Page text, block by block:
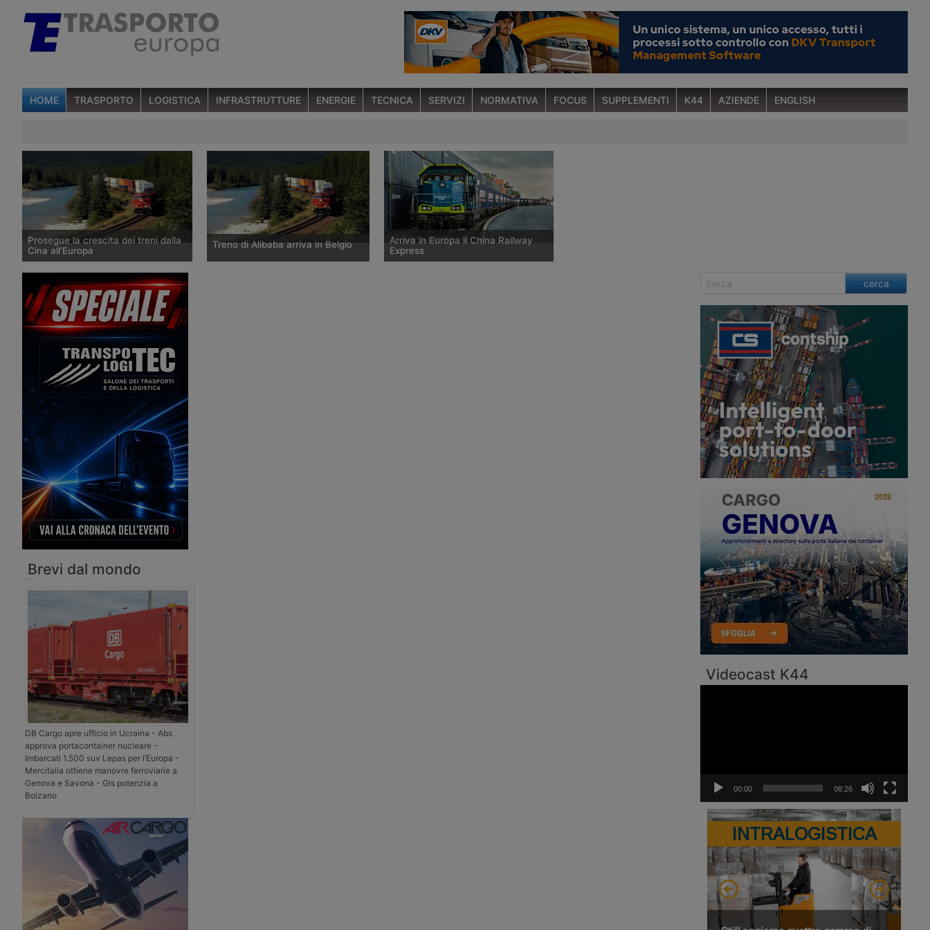
HOME TRASPORTO LOGISTICA INFRASTRUTTURE ENERGIE TECNICA SERVIZI NORMATIVA FOCUS SUPPLEMENTI K44 AZIENDE ENGLISH
Prosegue la crescita dei treni dalla
Cina all’Europa
Il primo trimestre del 2021 mostra un
nuovo record nel numero dei treni che
trasportano merci dalla Cina
all’Europa, con 3398 convogli lungo
la China Railway Express.
Treno di Alibaba arriva in Belgio
Arriva in Europa il China Railway
Express
Brevi dal mondo
DB Cargo apre ufficio in Ucraina - Abs
approva portacontainer nucleare -
Imbarcati 1.500 suv Lepas per l’Europa -
Mercitalia ottiene manovre ferroviarie a
Genova e Savona - Gls potenzia a
Bolzano
cerca
Videocast K44
00:00 08:26
INTRALOGISTICA